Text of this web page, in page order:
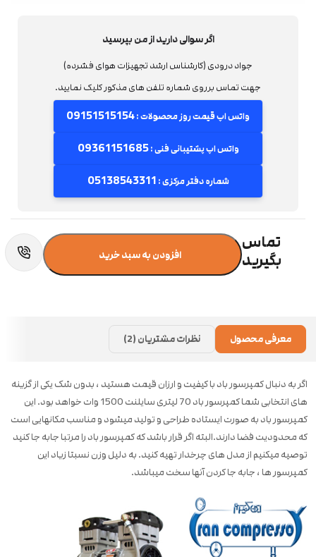
اگر سوالی دارید از من بپرسید
جواد درودی (کارشناس ارشد تجهیزات هوای فشرده)
جهت تماس برروی شماره تلفن های مذکور کلیک نمایید.
واتس اپ قیمت روز محصولات :09151515154
واتس اپ پشتیبانی فنی :09361151685
شماره دفتر مرکزی : 05138543311
تماس
بگیرید
افزودن به سبد خرید
معرفی محصول نظرات مشتریان (2)
اگر به دنبال کمپرسور باد با کیفیت و ارزان قیمت هستید ، بدون شک یکی از گزینه
های انتخابی شما کمپرسور باد 70 لیتری سایلنت 1500 وات خواهد بود. این
کمپرسور باد به صورت ایستاده طراحی و تولید میشود و مناسب مکانهایی است
که محدودیت فضا دارند.البته اگر قرار باشد که کمپرسور باد را مرتبا جابه جا کنید
توصیه میکنیم از مدل های چرخدار تهیه کنید. به دلیل وزن نسبتا زیاد این
کمپرسور ها ، جابه جا کردن آنها سخت میباشد.